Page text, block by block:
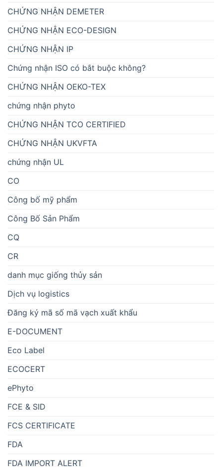
CHỨNG NHẬN DEMETER
CHỨNG NHẬN ECO-DESIGN
CHỨNG NHẬN IP
Chứng nhận ISO có bắt buộc không?
CHỨNG NHẬN OEKO-TEX
chứng nhận phyto
CHỨNG NHẬN TCO CERTIFIED
CHỨNG NHẬN UKVFTA
chứng nhận UL
CO
Công bố mỹ phẩm
Công Bố Sản Phẩm
CQ
CR
danh mục giống thủy sản
Dịch vụ logistics
Đăng ký mã số mã vạch xuất khẩu
E-DOCUMENT
Eco Label
ECOCERT
ePhyto
FCE & SID
FCS CERTIFICATE
FDA
FDA IMPORT ALERT